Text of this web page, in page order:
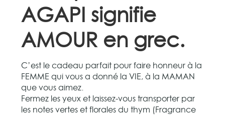
AGAPI signifie
AMOUR en grec.
C’est le cadeau parfait pour faire honneur à la
FEMME qui vous a donné la VIE, à la MAMAN
que vous aimez.
Fermez les yeux et laissez-vous transporter par
les notes vertes et florales du thym (Fragrance